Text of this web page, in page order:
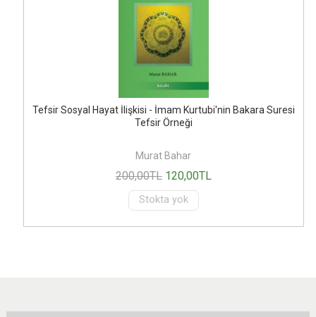
Tefsir Sosyal Hayat İlişkisi - İmam Kurtubi'nin Bakara Suresi
Tefsir Örneği
Murat Bahar
200,00TL 120,00TL
Stokta yok